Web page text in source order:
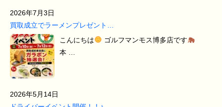
2026年7月3日
買取成立でラーメンプレゼント…
こんにちは
ゴルフマンモス博多店です
本 …
2026年5月14日